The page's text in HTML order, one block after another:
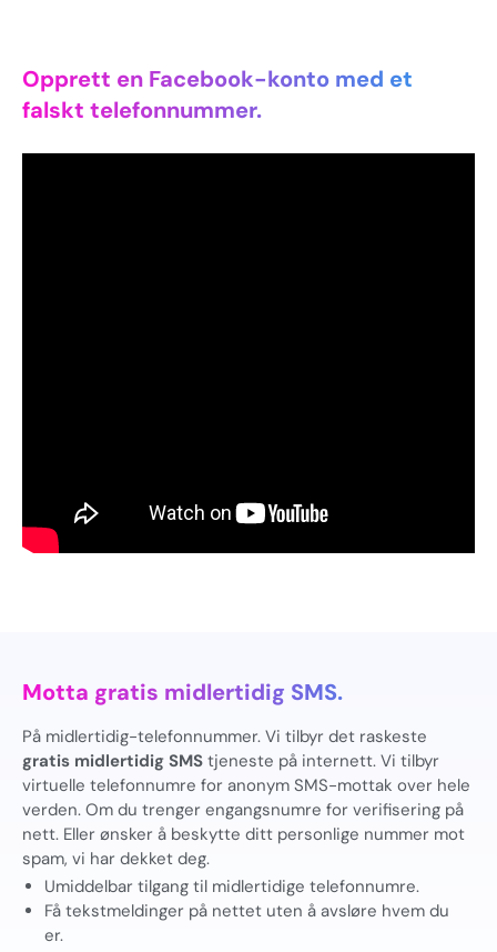
Opprett en Facebook-konto med et
falskt telefonnummer.
Motta gratis midlertidig SMS.
På midlertidig-telefonnummer. Vi tilbyr det raskeste
gratis midlertidig SMS tjeneste på internett. Vi tilbyr
virtuelle telefonnumre for anonym SMS-mottak over hele
verden. Om du trenger engangsnumre for verifisering på
nett. Eller ønsker å beskytte ditt personlige nummer mot
spam, vi har dekket deg.
Umiddelbar tilgang til midlertidige telefonnumre.
Få tekstmeldinger på nettet uten å avsløre hvem du
er.